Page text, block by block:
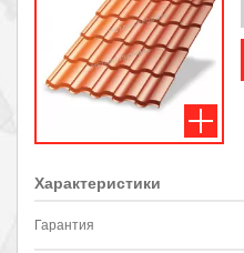
Характеристики
Гарантия